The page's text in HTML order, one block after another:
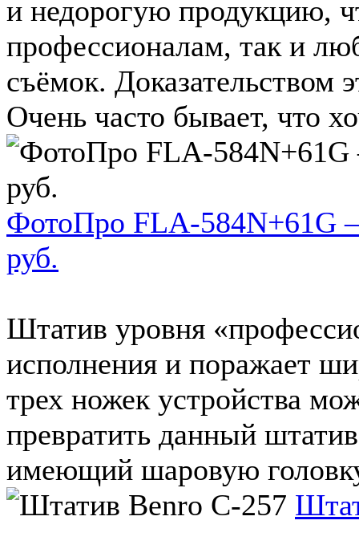
и недорогую продукцию,
профессионалам, так и
съёмок.
Очень часто бывает, что
ФотоПро FLA-584N+61G
руб.
Штатив уровня
исполнения и поражает
трех ножек устройства
превратить данный
имеющий шаровую